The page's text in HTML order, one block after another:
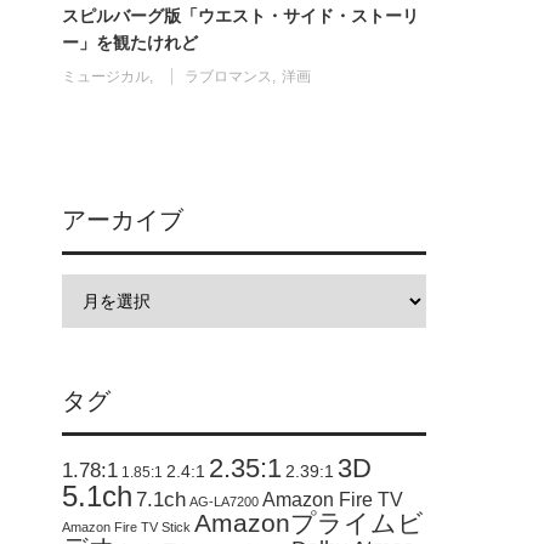
スピルバーグ版「ウエスト・サイド・ストーリ
ー」を観たけれど
ミュージカル ラブロマンス 洋画
アーカイブ
タグ
1.78:1 1.85:1 2.4:1 2.35:1 2.39:1 3D
5.1ch 7.1ch AG-LA7200 Amazon Fire TV
Amazon Fire TV Stick Amazonプライムビ